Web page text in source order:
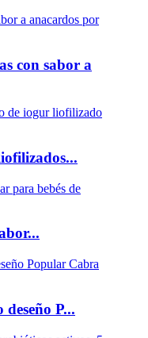
con sabor a
P...